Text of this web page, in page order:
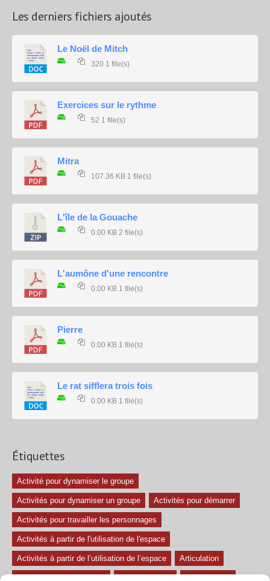
Les derniers fichiers ajoutés
Le Noël de Mitch
320 1 file(s)
Exercices sur le rythme
52 1 file(s)
Mitra
107.36 KB 1 file(s)
L'île de la Gouache
0.00 KB 2 file(s)
L'aumône d'une rencontre
0.00 KB 1 file(s)
Pierre
0.00 KB 1 file(s)
Le rat sifflera trois fois
0.00 KB 1 file(s)
Étiquettes
Activité pour dynamiser le groupe
Activités pour dynamiser un groupe Activités pour démarrer
Activités pour travailler les personnages
Activités à partir de l'utilisation de l'espace
Activités à partir de l’utilisation de l’espace Articulation